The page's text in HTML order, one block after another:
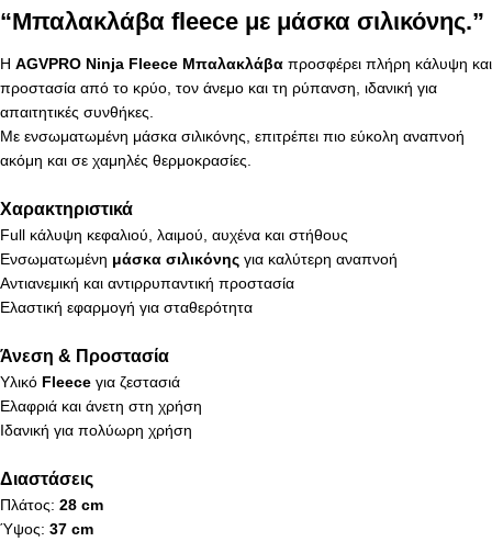
“Μπαλακλάβα fleece με μάσκα σιλικόνης.”
Η AGVPRO Ninja Fleece Μπαλακλάβα προσφέρει πλήρη κάλυψη και
προστασία από το κρύο, τον άνεμο και τη ρύπανση, ιδανική για
απαιτητικές συνθήκες.
Με ενσωματωμένη μάσκα σιλικόνης, επιτρέπει πιο εύκολη αναπνοή
ακόμη και σε χαμηλές θερμοκρασίες.
Χαρακτηριστικά
Full κάλυψη κεφαλιού, λαιμού, αυχένα και στήθους
Ενσωματωμένη μάσκα σιλικόνης για καλύτερη αναπνοή
Αντιανεμική και αντιρρυπαντική προστασία
Ελαστική εφαρμογή για σταθερότητα
Άνεση & Προστασία
Υλικό Fleece για ζεστασιά
Ελαφριά και άνετη στη χρήση
Ιδανική για πολύωρη χρήση
Διαστάσεις
Πλάτος: 28 cm
Ύψος: 37 cm